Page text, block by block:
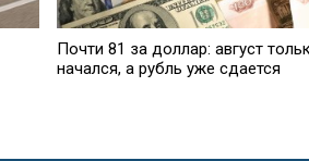
Почти 81 за доллар: август
начался, а рубль уже сдается